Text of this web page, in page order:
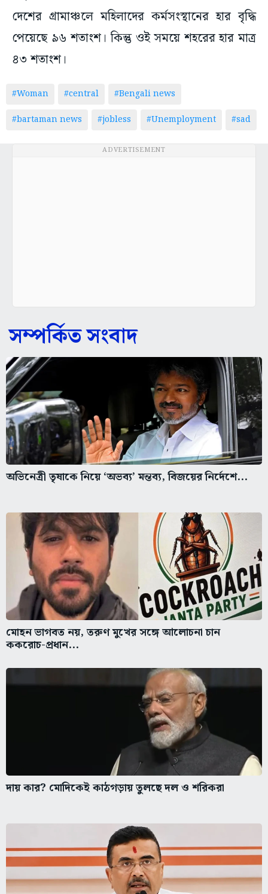
দেশের গ্রামাঞ্চলে মহিলাদের কর্মসংস্থানের হার বৃদ্ধি
পেয়েছে ৯৬ শতাংশ। কিন্তু ওই সময়ে শহরের হার মাত্র
৪৩ শতাংশ।
#Woman #central
#Bengali news
#bartaman news
#jobless #Unemployment #sad
ADVERTISEMENT
সম্পর্কিত সংবাদ
অভিনেত্রী তৃষাকে নিয়ে ‘অভব্য’ মন্তব্য, বিজয়ের নির্দেশে...
মোহন ভাগবত নয়, তরুণ মুখের সঙ্গে আলোচনা চান
ককরোচ-প্রধান...
দায় কার? মোদিকেই কাঠগড়ায় তুলছে দল ও শরিকরা